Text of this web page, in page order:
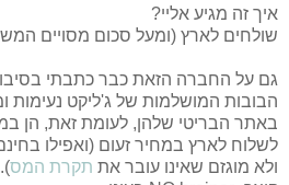
איך זה מגיע אליי?
שולחים לארץ (ומעל סכום מסויים
גם על החברה הזאת כבר כתבתי
הבובות המושלמות של ג'ליקט נעימות
באתר הבריטי שלהן, לעומת זאת, הן
לשלוח לארץ במחיר זעום (ואפילו
ולא מוגזם שאינו עובר את תקרת המס).